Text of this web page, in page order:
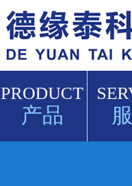
PRODUCT
产品